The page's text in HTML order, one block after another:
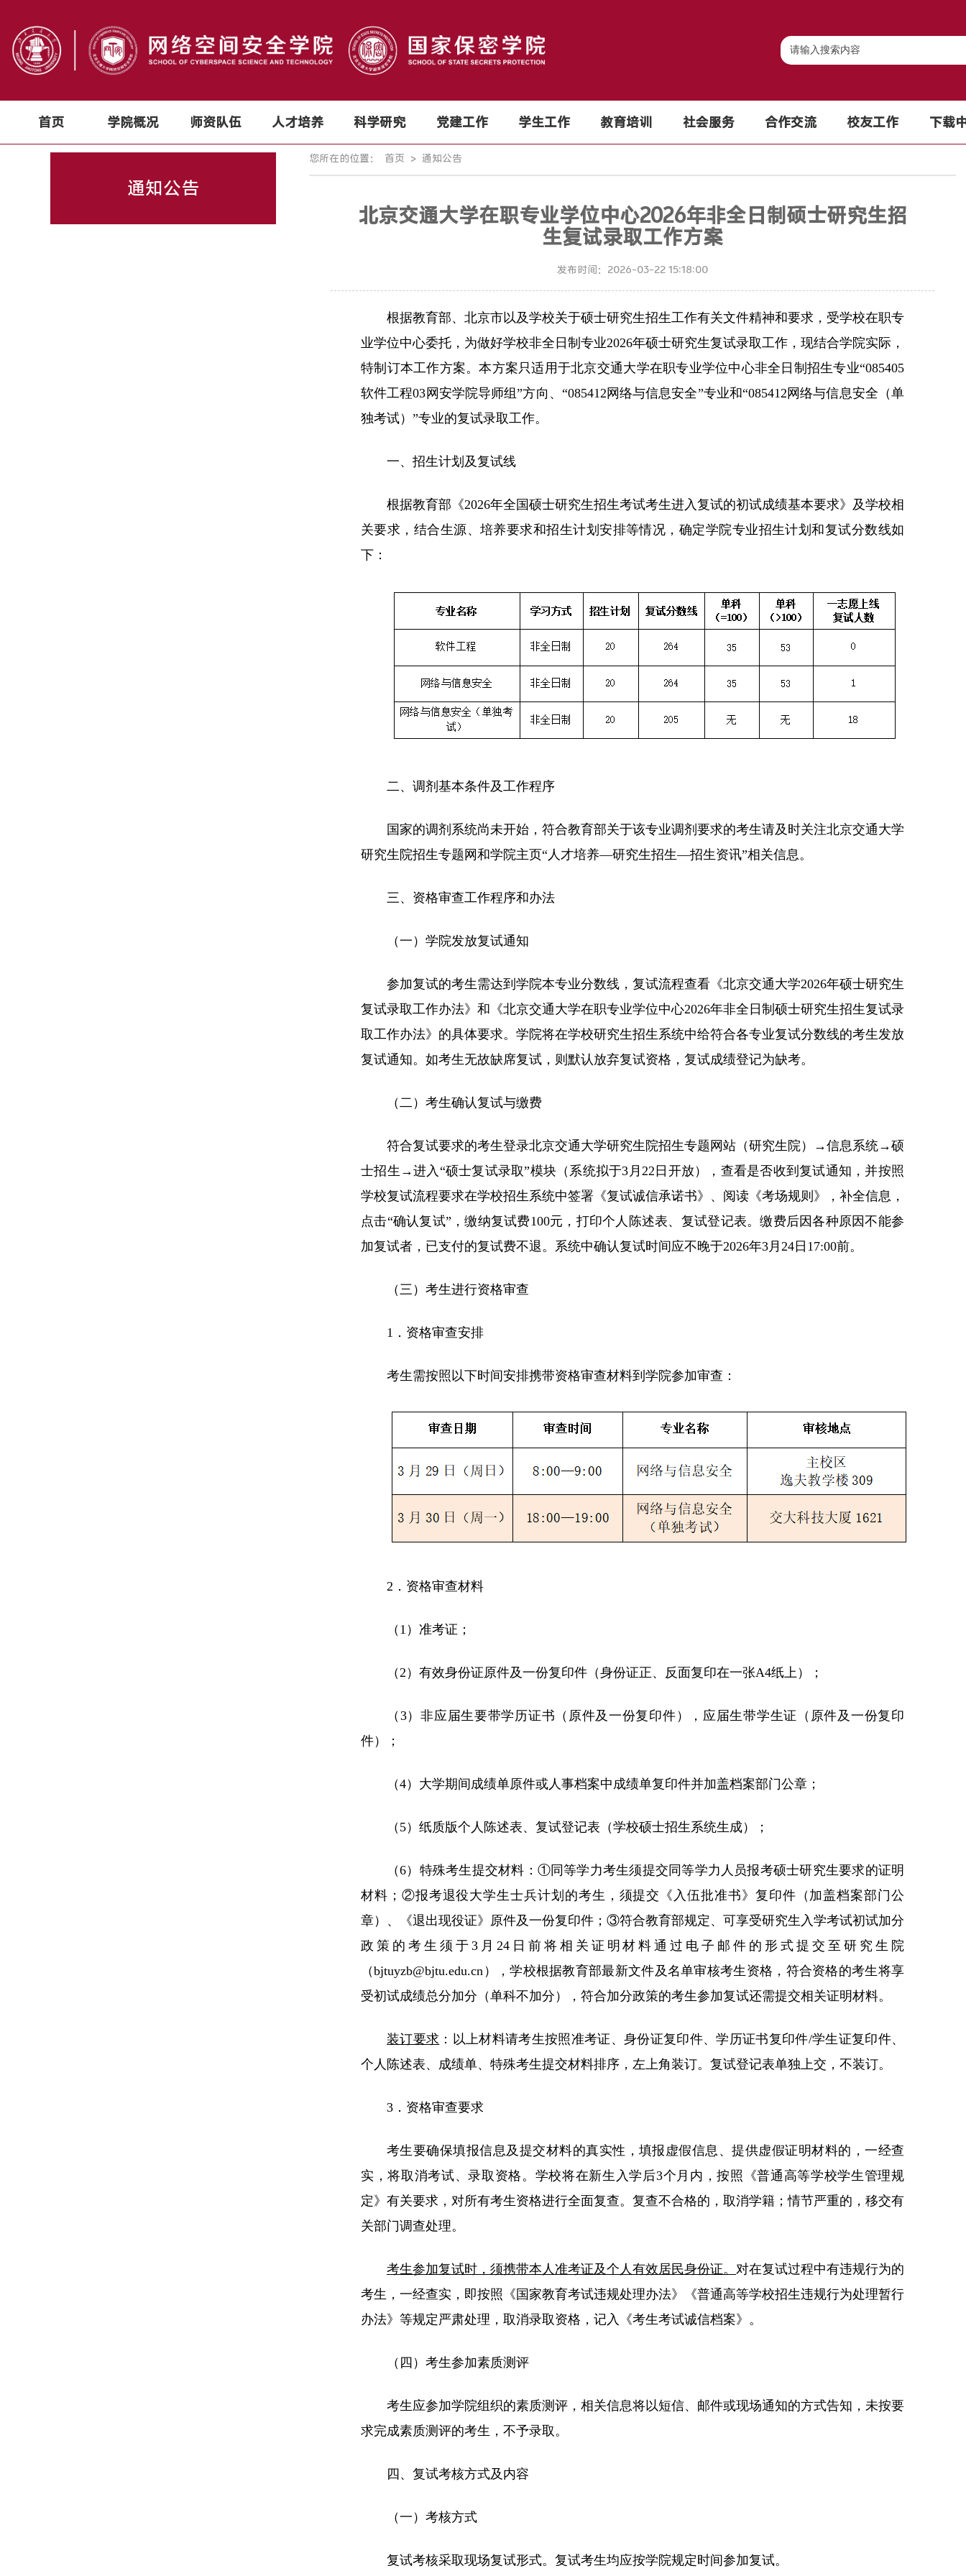
首页 学院概况 师资队伍 人才培养 科学研究 党建工作 学生工作 教育培训 社会服务 合作交流 校友工作 下载
通知公告
您所在的位置： 首页 > 通知公告
北京交通大学在职专业学位中心2026年非全日制硕士研究生招
生复试录取工作方案
发布时间：2026-03-22 15:18:00
根据教育部、北京市以及学校关于硕士研究生招生工作有关文件精神和要求，受学校在职专
业学位中心委托，为做好学校非全日制专业2026年硕士研究生复试录取工作，现结合学院实际，
特制订本工作方案。本方案只适用于北京交通大学在职专业学位中心非全日制招生专业“085405
软件工程03网安学院导师组”方向、“085412网络与信息安全”专业和“085412网络与信息安全（单
独考试）”专业的复试录取工作。
一、招生计划及复试线
根据教育部《2026年全国硕士研究生招生考试考生进入复试的初试成绩基本要求》及学校相
关要求，结合生源、培养要求和招生计划安排等情况，确定学院专业招生计划和复试分数线如
下：
二、调剂基本条件及工作程序
国家的调剂系统尚未开始，符合教育部关于该专业调剂要求的考生请及时关注北京交通大学
研究生院招生专题网和学院主页“人才培养—研究生招生—招生资讯”相关信息。
三、资格审查工作程序和办法
（一）学院发放复试通知
参加复试的考生需达到学院本专业分数线，复试流程查看《北京交通大学2026年硕士研究生
复试录取工作办法》和《北京交通大学在职专业学位中心2026年非全日制硕士研究生招生复试录
取工作办法》的具体要求。学院将在学校研究生招生系统中给符合各专业复试分数线的考生发放
复试通知。如考生无故缺席复试，则默认放弃复试资格，复试成绩登记为缺考。
（二）考生确认复试与缴费
符合复试要求的考生登录北京交通大学研究生院招生专题网站（研究生院）→信息系统→硕
士招生→进入“硕士复试录取”模块（系统拟于3月22日开放），查看是否收到复试通知，并按照
学校复试流程要求在学校招生系统中签署《复试诚信承诺书》、阅读《考场规则》，补全信息，
点击“确认复试”，缴纳复试费100元，打印个人陈述表、复试登记表。缴费后因各种原因不能参
加复试者，已支付的复试费不退。系统中确认复试时间应不晚于2026年3月24日17:00前。
（三）考生进行资格审查
1．资格审查安排
考生需按照以下时间安排携带资格审查材料到学院参加审查：
2．资格审查材料
（1）准考证；
（2）有效身份证原件及一份复印件（身份证正、反面复印在一张A4纸上）；
（3）非应届生要带学历证书（原件及一份复印件），应届生带学生证（原件及一份复印
件）；
（4）大学期间成绩单原件或人事档案中成绩单复印件并加盖档案部门公章；
（5）纸质版个人陈述表、复试登记表（学校硕士招生系统生成）；
（6）特殊考生提交材料：①同等学力考生须提交同等学力人员报考硕士研究生要求的证明
材料；②报考退役大学生士兵计划的考生，须提交《入伍批准书》复印件（加盖档案部门公
章）、《退出现役证》原件及一份复印件；③符合教育部规定、可享受研究生入学考试初试加分
政策的考生须于3月24日前将相关证明材料通过电子邮件的形式提交至研究生院
（bjtuyzb@bjtu.edu.cn），学校根据教育部最新文件及名单审核考生资格，符合资格的考生将享
受初试成绩总分加分（单科不加分），符合加分政策的考生参加复试还需提交相关证明材料。
装订要求 ： 以上材料请考生按照准考证、身份证复印件、学历证书复印件/学生证复印件、
个人陈述表、成绩单、特殊考生提交材料排序，左上角装订。复试登记表单独上交，不装订。
3．资格审查要求
考生要确保填报信息及提交材料的真实性，填报虚假信息、提供虚假证明材料的，一经查
实，将取消考试、录取资格。学校将在新生入学后3个月内，按照《普通高等学校学生管理规
定》有关要求，对所有考生资格进行全面复查。复查不合格的，取消学籍；情节严重的，移交有
关部门调查处理。
考生参加复试时，须携带本人准考证及个人有效居民身份证。 对在复试过程中有违规行为的
考生，一经查实，即按照《国家教育考试违规处理办法》《普通高等学校招生违规行为处理暂行
办法》等规定严肃处理，取消录取资格，记入《考生考试诚信档案》。
（四）考生参加素质测评
考生应参加学院组织的素质测评，相关信息将以短信、邮件或现场通知的方式告知，未按要
求完成素质测评的考生，不予录取。
四、复试考核方式及内容
（一）考核方式
复试考核采取现场复试形式。复试考生均应按学院规定时间参加复试。